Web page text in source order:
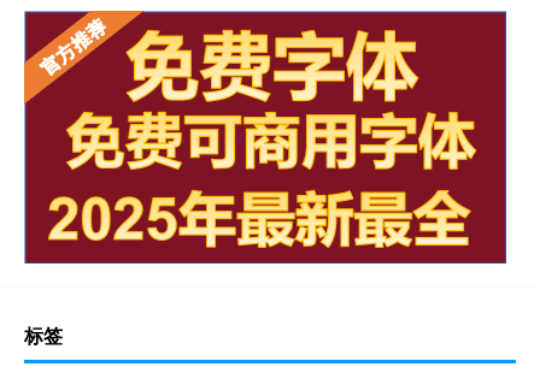
标签